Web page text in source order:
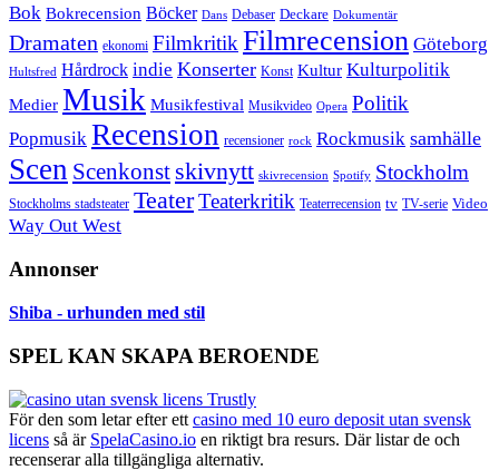
Bok Bokrecension Böcker Dans Debaser Deckare Dokumentär
Dramaten ekonomi Filmkritik Filmrecension Göteborg
Hultsfred Hårdrock indie Konserter Konst Kultur Kulturpolitik
Medier Musik Musikfestival Musikvideo Opera Politik
Popmusik Recension recensioner rock Rockmusik samhälle
Scen Scenkonst skivnytt skivrecension Spotify Stockholm
Stockholms stadsteater TeaterTeaterkritik Teaterrecension tv TV-serie Video
Way Out West
Annonser
Shiba - urhunden med stil
SPEL KAN SKAPA BEROENDE
För den som letar efter ett casino med 10 euro deposit utan svensk
licens så är SpelaCasino.io en riktigt bra resurs. Där listar de och
recenserar alla tillgängliga alternativ.